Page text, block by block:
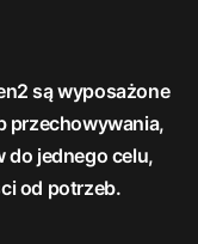
są wyposażone
przechowywania,
jednego celu,
od potrzeb.